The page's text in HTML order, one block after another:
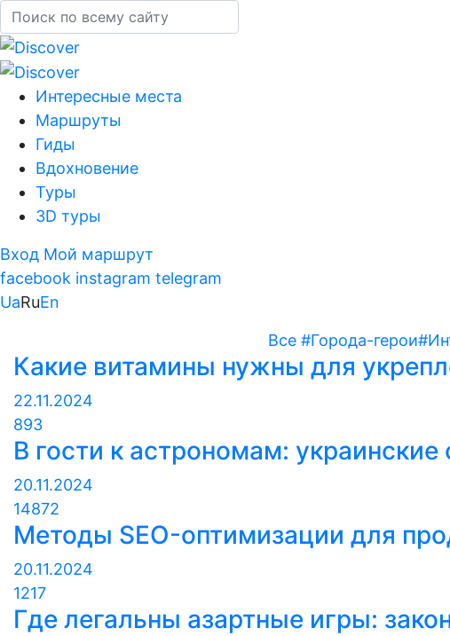
Интересные места
Маршруты
Гиды
Вдохновение
Туры
3D туры
Вход Мой маршрут
facebook instagram telegram
UaRuEn
Все #Города-герои
Какие витамины нужны для
22.11.2024
893
В гости к астрономам: украинские
20.11.2024
14872
Методы SEO-оптимизации для
20.11.2024
1217
Где легальны азартные игры: